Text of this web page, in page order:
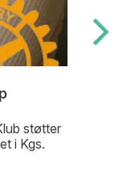
støtter
i Kgs.